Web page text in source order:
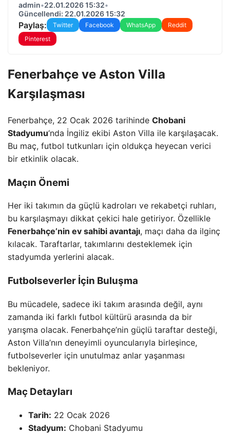
admin•22.01.2026 15:32•
Güncellendi: 22.01.2026 15:32
Paylaş: Twitter Facebook WhatsApp
Reddit
Pinterest
Fenerbahçe ve Aston Villa
Karşılaşması
Fenerbahçe, 22 Ocak 2026 tarihinde Chobani
Stadyumu‘nda İngiliz ekibi Aston Villa ile karşılaşacak.
Bu maç, futbol tutkunları için oldukça heyecan verici
bir etkinlik olacak.
Maçın Önemi
Her iki takımın da güçlü kadroları ve rekabetçi ruhları,
bu karşılaşmayı dikkat çekici hale getiriyor. Özellikle
Fenerbahçe’nin ev sahibi avantajı, maçı daha da ilginç
kılacak. Taraftarlar, takımlarını desteklemek için
stadyumda yerlerini alacak.
Futbolseverler İçin Buluşma
Bu mücadele, sadece iki takım arasında değil, aynı
zamanda iki farklı futbol kültürü arasında da bir
yarışma olacak. Fenerbahçe’nin güçlü taraftar desteği,
Aston Villa’nın deneyimli oyuncularıyla birleşince,
futbolseverler için unutulmaz anlar yaşanması
bekleniyor.
Maç Detayları
Tarih: 22 Ocak 2026
Stadyum: Chobani Stadyumu